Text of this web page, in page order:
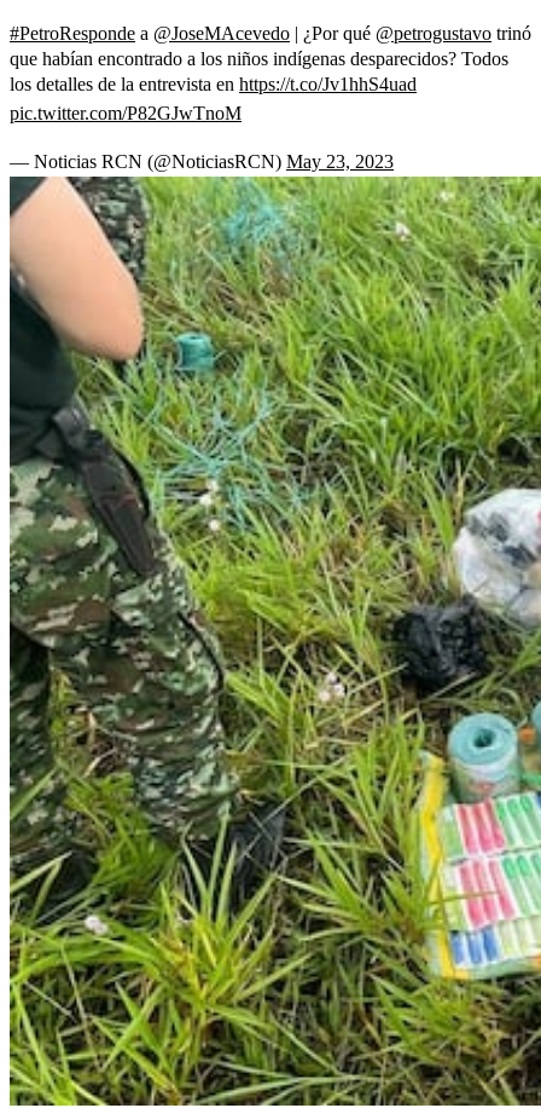
#PetroResponde a @JoseMAcevedo | ¿Por qué @petrogustavo trinó
que habían encontrado a los niños indígenas desparecidos? Todos
los detalles de la entrevista en https://t.co/Jv1hhS4uad
pic.twitter.com/P82GJwTnoM
— Noticias RCN (@NoticiasRCN) May 23, 2023